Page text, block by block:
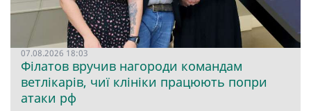
07.08.2026 18:03
Філатов вручив нагороди командам
ветлікарів, чиї клініки працюють попри
атаки рф